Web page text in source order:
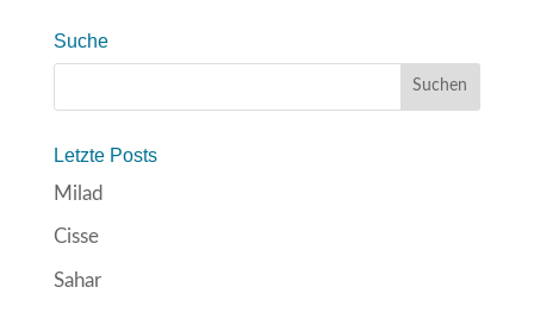
Suche
Letzte Posts
Milad
Cisse
Sahar